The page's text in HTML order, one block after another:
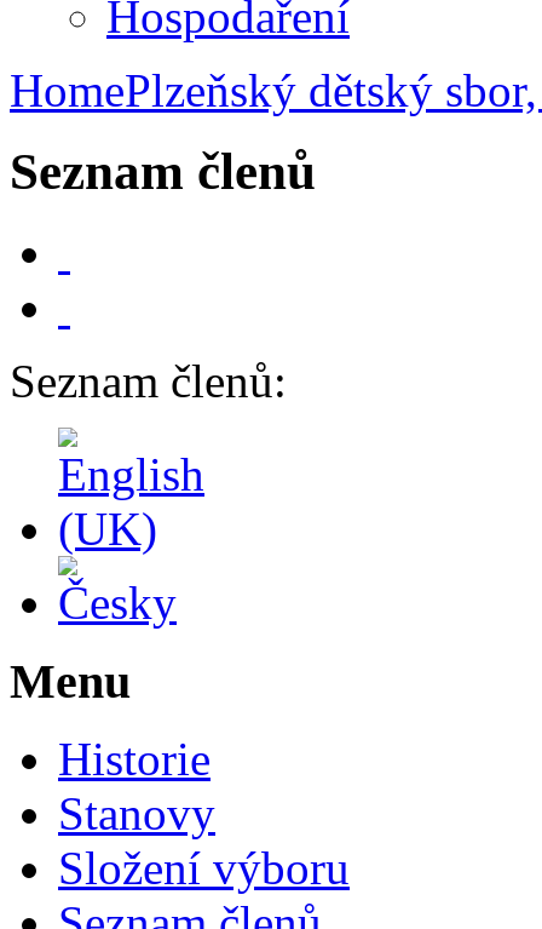
Hospodaření
HomePlzeňský dětský
Seznam členů
Seznam členů:
Menu
Historie
Stanovy
Složení výboru